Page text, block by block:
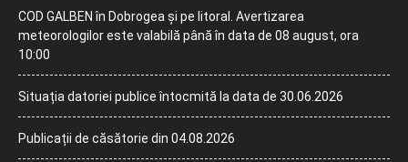
COD GALBEN în Dobrogea și pe litoral. Avertizarea
meteorologilor este valabilă până în data de 08 august, ora
10:00
Situația datoriei publice întocmită la data de 30.06.2026
Publicații de căsătorie din 04.08.2026